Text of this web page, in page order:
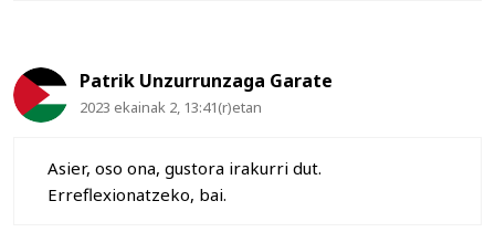
Patrik Unzurrunzaga Garate
2023 ekainak 2, 13:41(r)etan
Asier, oso ona, gustora irakurri dut.
Erreflexionatzeko, bai.